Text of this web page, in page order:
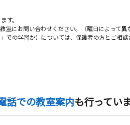
す。
にお問い合わせください。（曜日によって異
の学習か）については、保護者の方とご相談
話での教室案内も行ってい